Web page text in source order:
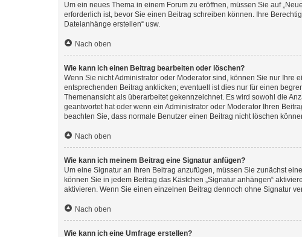
Um ein neues Thema in einem Forum zu eröffnen, müssen Sie auf
erforderlich ist, bevor Sie einen Beitrag schreiben können. Ihre
Dateianhänge erstellen“ usw.
Nach oben
Wie kann ich einen Beitrag bearbeiten oder löschen?
Wenn Sie nicht Administrator oder Moderator sind, können Sie nur Ihre
entsprechenden Beitrag anklicken; eventuell ist dies nur für einen
Themenansicht als überarbeitet gekennzeichnet. Es wird sowohl die
geantwortet hat oder wenn ein Administrator oder Moderator Ihren
beachten Sie, dass normale Benutzer einen Beitrag nicht löschen
Nach oben
Wie kann ich meinem Beitrag eine Signatur anfügen?
Um eine Signatur an Ihren Beitrag anzufügen, müssen Sie zunächst
können Sie in jedem Beitrag das Kästchen „Signatur anhängen“
aktivieren. Wenn Sie einen einzelnen Beitrag dennoch ohne Signatur
Nach oben
Wie kann ich eine Umfrage erstellen?